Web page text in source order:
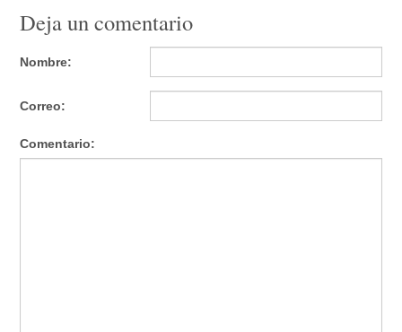
Deja un comentario
Nombre:
Correo:
Comentario: